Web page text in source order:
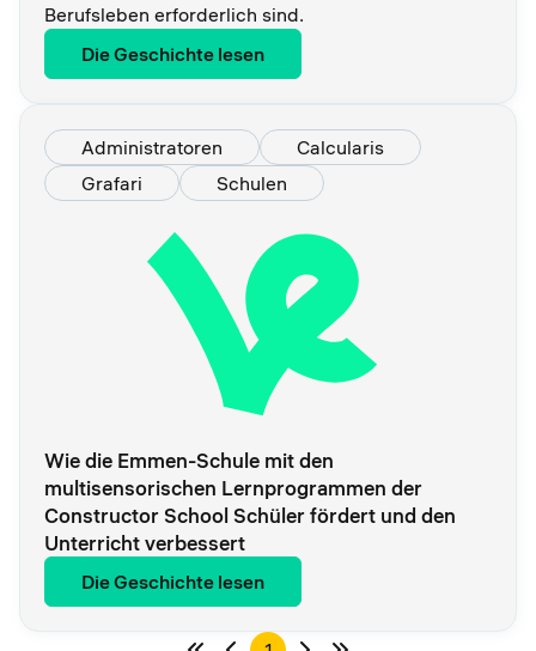
Berufsleben erforderlich sind.
Die Geschichte lesen
Administratoren
Calcularis
Grafari
Schulen
Wie die Emmen-Schule mit den
multisensorischen Lernprogrammen der
Constructor School Schüler fördert und den
Unterricht verbessert
Die Geschichte lesen